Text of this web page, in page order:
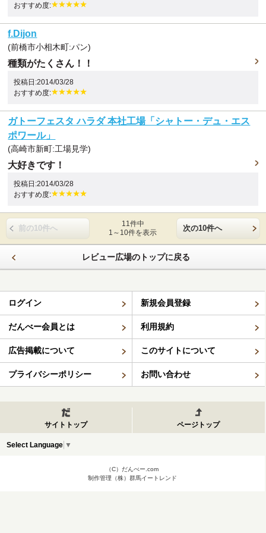
おすすめ度:
f.Dijon
(前橋市小相木町:パン)
種類がたくさん！！
投稿日:2014/03/28
おすすめ度:
ガトーフェスタ ハラダ 本社工場「シャトー・デュ・エス
ポワール」
(高崎市新町:工場見学)
大好きです！
投稿日:2014/03/28
おすすめ度:
前の10件へ
11件中
1～10件を表示
次の10件へ
レビュー広場のトップに戻る
ログイン 新規会員登録
だんべー会員とは 利用規約
広告掲載について このサイトについて
プライバシーポリシー お問い合わせ
サイトトップ ページトップ
Select Language ▼
（C）だんべー.com
制作管理（株）群馬イートレンド